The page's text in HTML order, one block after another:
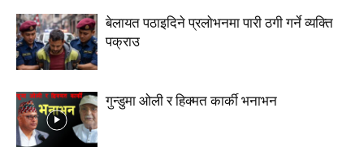
बेलायत पठाइदिने प्रलाेभनमा पारी ठगी गर्ने व्यक्ति
पक्राउ
गुन्डुमा ओली र हिक्मत कार्की भनाभन